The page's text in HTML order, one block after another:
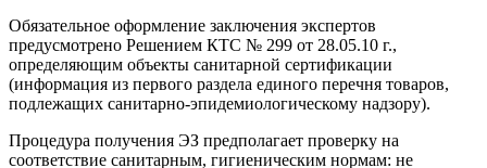
Обязательное оформление заключения экспертов
предусмотрено Решением КТС № 299 от 28.05.10 г.,
определяющим объекты санитарной сертификации
(информация из первого раздела единого перечня товаров,
подлежащих санитарно-эпидемиологическому надзору).
Процедура получения ЭЗ предполагает проверку на
соответствие санитарным, гигиеническим нормам: не